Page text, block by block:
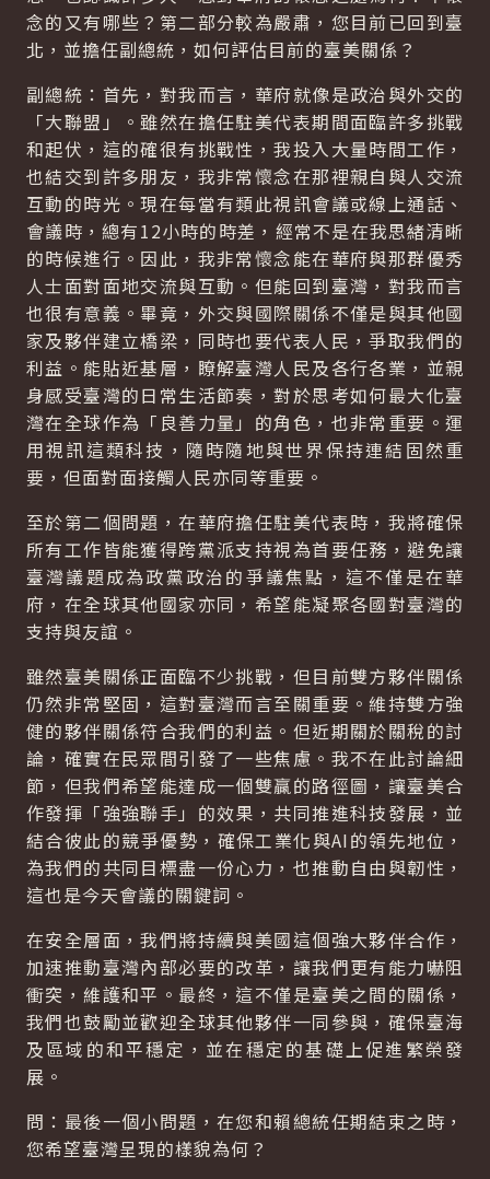
念的又有哪些？第二部分較為嚴肅，您目前已回到臺
北，並擔任副總統，如何評估目前的臺美關係？
副總統：首先，對我而言，華府就像是政治與外交的
「大聯盟」。雖然在擔任駐美代表期間面臨許多挑戰
和起伏，這的確很有挑戰性，我投入大量時間工作，
也結交到許多朋友，我非常懷念在那裡親自與人交流
互動的時光。現在每當有類此視訊會議或線上通話、
會議時，總有12小時的時差，經常不是在我思緒清晰
的時候進行。因此，我非常懷念能在華府與那群優秀
人士面對面地交流與互動。但能回到臺灣，對我而言
也很有意義。畢竟，外交與國際關係不僅是與其他國
家及夥伴建立橋梁，同時也要代表人民，爭取我們的
利益。能貼近基層，瞭解臺灣人民及各行各業，並親
身感受臺灣的日常生活節奏，對於思考如何最大化臺
灣在全球作為「良善力量」的角色，也非常重要。運
用視訊這類科技，隨時隨地與世界保持連結固然重
要，但面對面接觸人民亦同等重要。
至於第二個問題，在華府擔任駐美代表時，我將確保
所有工作皆能獲得跨黨派支持視為首要任務，避免讓
臺灣議題成為政黨政治的爭議焦點，這不僅是在華
府，在全球其他國家亦同，希望能凝聚各國對臺灣的
支持與友誼。
雖然臺美關係正面臨不少挑戰，但目前雙方夥伴關係
仍然非常堅固，這對臺灣而言至關重要。維持雙方強
健的夥伴關係符合我們的利益。但近期關於關稅的討
論，確實在民眾間引發了一些焦慮。我不在此討論細
節，但我們希望能達成一個雙贏的路徑圖，讓臺美合
作發揮「強強聯手」的效果，共同推進科技發展，並
結合彼此的競爭優勢，確保工業化與AI的領先地位，
為我們的共同目標盡一份心力，也推動自由與韌性，
這也是今天會議的關鍵詞。
在安全層面，我們將持續與美國這個強大夥伴合作，
加速推動臺灣內部必要的改革，讓我們更有能力嚇阻
衝突，維護和平。最終，這不僅是臺美之間的關係，
我們也鼓勵並歡迎全球其他夥伴一同參與，確保臺海
及區域的和平穩定，並在穩定的基礎上促進繁榮發
展。
問：最後一個小問題，在您和賴總統任期結束之時，
您希望臺灣呈現的樣貌為何？